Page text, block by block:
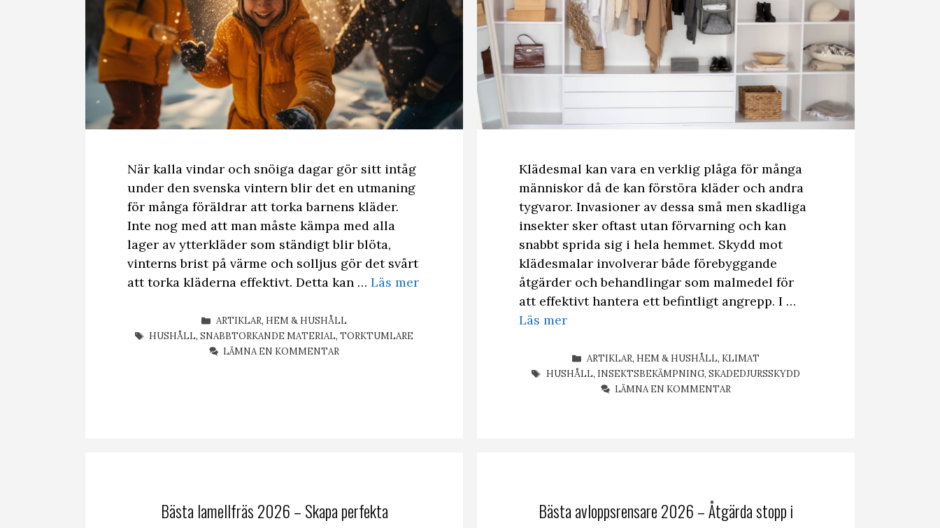
När kalla vindar och snöiga dagar gör sitt intåg
under den svenska vintern blir det en utmaning
för många föräldrar att torka barnens kläder.
Inte nog med att man måste kämpa med alla
lager av ytterkläder som ständigt blir blöta,
vinterns brist på värme och solljus gör det svårt
att torka kläderna effektivt. Detta kan … Läs mer
KATEGORIER
ARTIKLAR, HEM & HUSHÅLL
ETIKETTER
HUSHÅLL,SNABBTORKANDE MATERIAL,TORKTUMLARE
LÄMNA EN KOMMENTAR
Klädesmal kan vara en verklig plåga för många
människor då de kan förstöra kläder och andra
tygvaror. Invasioner av dessa små men skadliga
insekter sker oftast utan förvarning och kan
snabbt sprida sig i hela hemmet. Skydd mot
klädesmalar involverar både förebyggande
åtgärder och behandlingar som malmedel för
att effektivt hantera ett befintligt angrepp. I …
Läs mer
KATEGORIER
ARTIKLAR, HEM & HUSHÅLL, KLIMAT
ETIKETTER
HUSHÅLL, INSEKTSBEKÄMPNING, SKADEDJURSSKYDD
LÄMNA EN KOMMENTAR
Bästa lamellfräs 2026 – Skapa perfekta
Bästa avloppsrensare 2026 – Åtgärda stopp i